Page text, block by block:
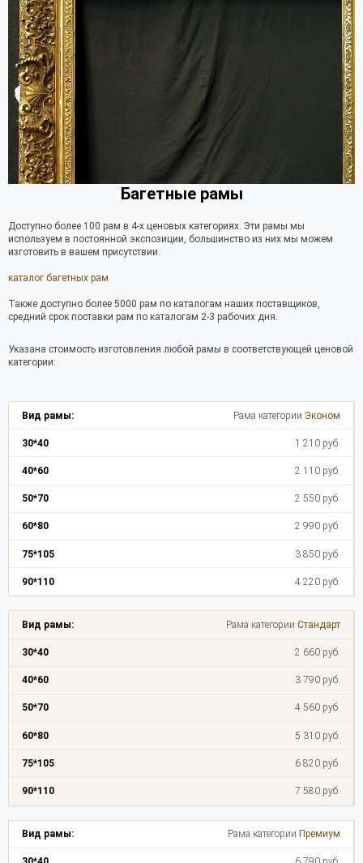
Багетные рамы
Доступно более 100 рам в 4-х ценовых категориях. Эти рамы мы
используем в постоянной экспозиции, большинство из них мы можем
изготовить в вашем присутствии.
каталог багетных рам
Также доступно более 5000 рам по каталогам наших поставщиков,
средний срок поставки рам по каталогам 2-3 рабочих дня.
Указана стоимость изготовления любой рамы в соответствующей ценовой
категории:
Рама категории Эконом
1 210 руб.
2 110 руб.
2 550 руб.
2 990 руб.
3 850 руб.
4 220 руб.
Рама категории Стандарт
2 660 руб.
3 790 руб.
4 560 руб.
5 310 руб.
6 820 руб.
7 580 руб.
Рама категории Премиум